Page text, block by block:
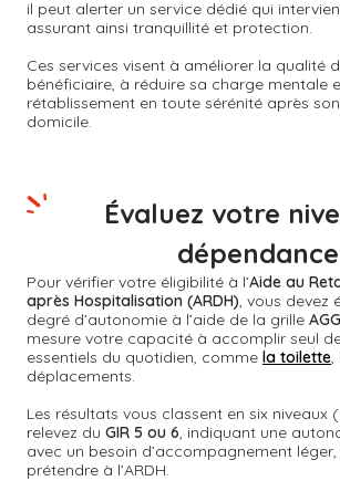
il peut alerter un service dédié qui
assurant ainsi tranquillité et protection.
Ces services visent à améliorer la qualité
bénéficiaire, à réduire sa charge mentale
rétablissement en toute sérénité après
domicile.
Pour vérifier votre éligibilité à l’Aide au
après Hospitalisation (ARDH), vous devez
degré d’autonomie à l’aide de la grille
mesure votre capacité à accomplir seul
essentiels du quotidien, comme la toilette,
déplacements.
Les résultats vous classent en six niveaux
relevez du GIR 5 ou 6, indiquant une
avec un besoin d’accompagnement
prétendre à l’ARDH.
Évaluez votre
dépendance